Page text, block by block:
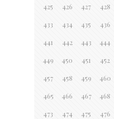
425 426 427 428
433 434 435 436
441 442 443 444
449 450 451 452
457 458 459 460
465 466 467 468
473 474 475 476